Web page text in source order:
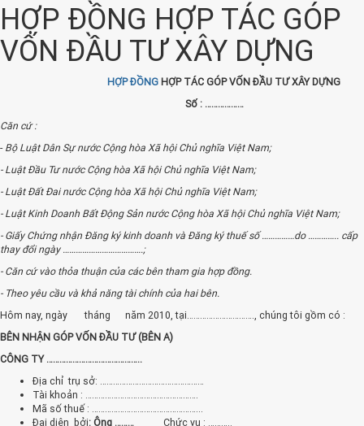
HỢP ĐỒNG HỢP TÁC GÓP
VỐN ĐẦU TƯ XÂY DỰNG
HỢP ĐỒNG HỢP TÁC GÓP VỐN ĐẦU TƯ XÂY DỰNG
Số : ………………
Căn cứ :
- Bộ Luật Dân Sự nước Cộng hòa Xã hội Chủ nghĩa Việt Nam;
- Luật Đầu Tư nước Cộng hòa Xã hội Chủ nghĩa Việt Nam;
- Luật Đất Đai nước Cộng hòa Xã hội Chủ nghĩa Việt Nam;
- Luật Kinh Doanh Bất Động Sản nước Cộng hòa Xã hội Chủ nghĩa Việt Nam;
- Giấy Chứng nhận Đăng ký kinh doanh và Đăng ký thuế số ……………do ………….. cấp
thay đổi ngày ……………………………….;
- Căn cứ vào thỏa thuận của các bên tham gia hợp đồng.
- Theo yêu cầu và khả năng tài chính của hai bên.
Hôm nay, ngày tháng năm 2010, tại…………………………., chúng tôi gồm có :
BÊN NHẬN GÓP VỐN ĐẦU TƯ (BÊN A)
CÔNG TY ……………………………………..
Địa chỉ trụ sở: …………………………………………
Tài khoản : …………………………………………….
Mã số thuế : …………………………………………...
Đại diện bởi: Ông ……… Chức vụ : ………..